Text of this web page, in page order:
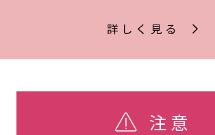
詳しく見る
注意